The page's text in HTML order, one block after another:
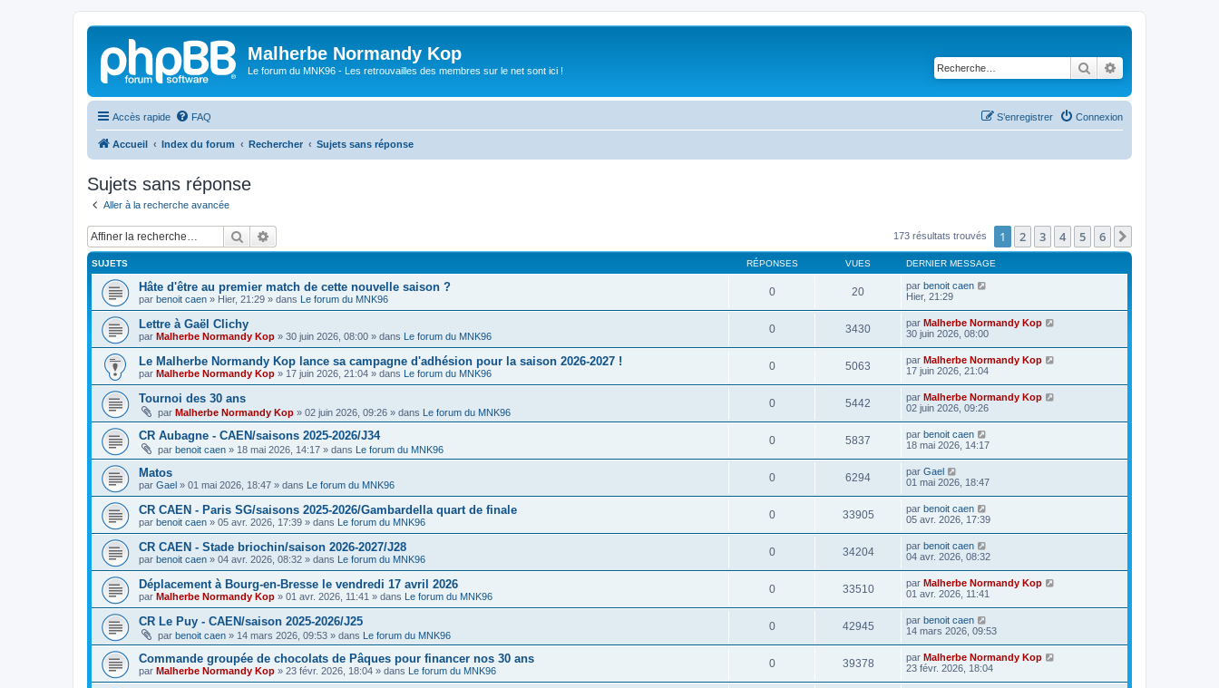
Malherbe Normandy Kop
Le forum du MNK96 - Les retrouvailles des membres sur le net sont ici ! Rechercher
Accès rapide FAQ Connexion
S’enregistrer
Accueil Index du forum Rechercher Sujets sans réponse
Sujets sans réponse
Aller à la recherche avancée
Rechercher 173 résultats trouvés 1 2 3 4 5 6
SUJETS RÉPONSES VUES DERNIER MESSAGE
Hâte d'être au premier match de cette nouvelle saison ?
par benoit caen » Hier, 21:29 » dans Le forum du MNK96
0 20 par benoit caen
Hier, 21:29
Lettre à Gaël Clichy
par Malherbe Normandy Kop » 30 juin 2026, 08:00 » dans Le forum du MNK96
0 3430 par Malherbe Normandy Kop
30 juin 2026, 08:00
Le Malherbe Normandy Kop lance sa campagne d'adhésion pour la saison 2026-2027 !
par Malherbe Normandy Kop » 17 juin 2026, 21:04 » dans Le forum du MNK96
0 5063 par Malherbe Normandy Kop
17 juin 2026, 21:04
Tournoi des 30 ans
par Malherbe Normandy Kop » 02 juin 2026, 09:26 » dans Le forum du MNK96
0 5442 par Malherbe Normandy Kop
02 juin 2026, 09:26
CR Aubagne - CAEN/saisons 2025-2026/J34
par benoit caen » 18 mai 2026, 14:17 » dans Le forum du MNK96
0 5837 par benoit caen
18 mai 2026, 14:17
Matos
par Gael » 01 mai 2026, 18:47 » dans Le forum du MNK96
0 6294 par Gael
01 mai 2026, 18:47
CR CAEN - Paris SG/saisons 2025-2026/Gambardella quart de finale
par benoit caen » 05 avr. 2026, 17:39 » dans Le forum du MNK96
0 33905 par benoit caen
05 avr. 2026, 17:39
CR CAEN - Stade briochin/saison 2026-2027/J28
par benoit caen » 04 avr. 2026, 08:32 » dans Le forum du MNK96
0 34204 par benoit caen
04 avr. 2026, 08:32
Déplacement à Bourg-en-Bresse le vendredi 17 avril 2026
par Malherbe Normandy Kop » 01 avr. 2026, 11:41 » dans Le forum du MNK96
0 33510 par Malherbe Normandy Kop
01 avr. 2026, 11:41
CR Le Puy - CAEN/saison 2025-2026/J25
par benoit caen » 14 mars 2026, 09:53 » dans Le forum du MNK96
0 42945 par benoit caen
14 mars 2026, 09:53
Commande groupée de chocolats de Pâques pour financer nos 30 ans
par Malherbe Normandy Kop » 23 févr. 2026, 18:04 » dans Le forum du MNK96
0 39378 par Malherbe Normandy Kop
23 févr. 2026, 18:04